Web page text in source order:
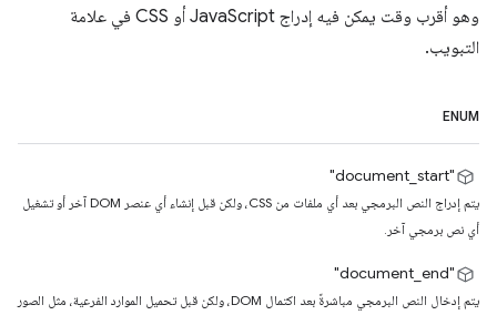
وهو أقرب وقت يمكن فيه إدراج JavaScript أو CSS في علامة
التبويب.
ENUM
"document_start"
يتم إدراج النص البرمجي بعد أي ملفات من CSS، ولكن قبل إنشاء أي عنصر DOM آخر أو تشغيل
أي نص برمجي آخر.
‫"document_end"
يتم إدخال النص البرمجي مباشرةً بعد اكتمال DOM، ولكن قبل تحميل الموارد الفرعية، مثل الصور